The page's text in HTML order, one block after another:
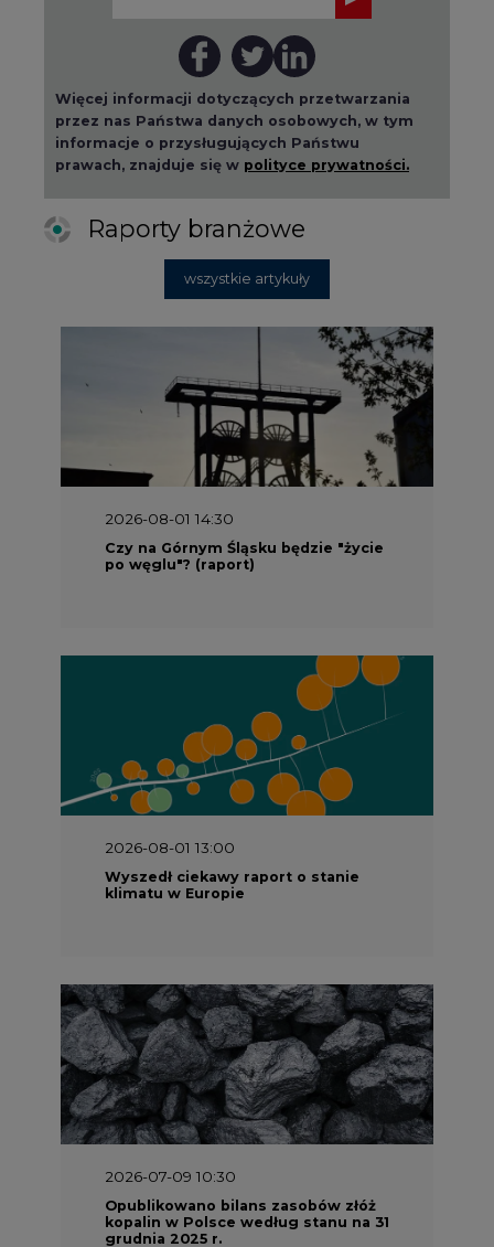
Więcej informacji dotyczących przetwarzania
przez nas Państwa danych osobowych, w tym
informacje o przysługujących Państwu
prawach, znajduje się w polityce prywatności.
Raporty branżowe
wszystkie artykuły
2026-08-01 14:30
Czy na Górnym Śląsku będzie "życie
po węglu"? (raport)
2026-08-01 13:00
Wyszedł ciekawy raport o stanie
klimatu w Europie
2026-07-09 10:30
Opublikowano bilans zasobów złóż
kopalin w Polsce według stanu na 31
grudnia 2025 r.